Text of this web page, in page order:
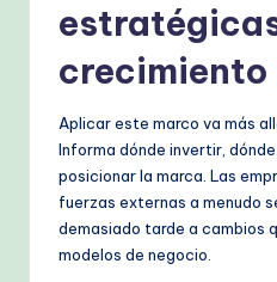
crecimiento
Aplicar este marco va más
Informa dónde invertir,
posicionar la marca. Las
fuerzas externas a menudo
demasiado tarde a cambios
modelos de negocio.